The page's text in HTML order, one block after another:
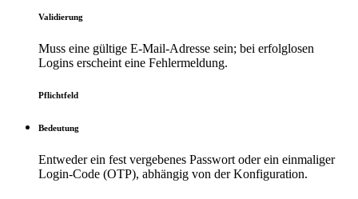
Validierung
Muss eine gültige E-Mail-Adresse sein; bei erfolglosen
Logins erscheint eine Fehlermeldung.
Pflichtfeld
Bedeutung
Entweder ein fest vergebenes Passwort oder ein einmaliger
Login-Code (OTP), abhängig von der Konfiguration.